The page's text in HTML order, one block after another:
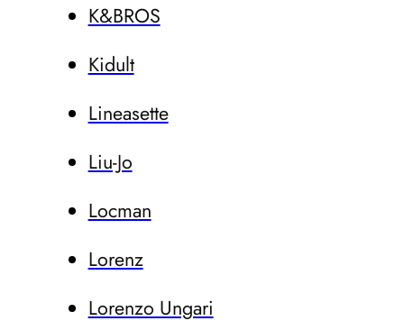
K&BROS
Kidult
Lineasette
Liu-Jo
Locman
Lorenz
Lorenzo Ungari